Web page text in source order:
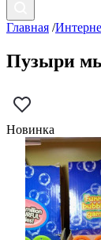
Главная /
Пузыри
Новинка